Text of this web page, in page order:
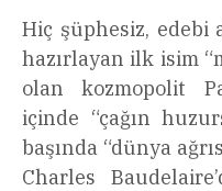
Hiç şüphesiz, edebi
hazırlayan ilk isim
olan kozmopolit
içinde “çağın
başında “dünya
Charles